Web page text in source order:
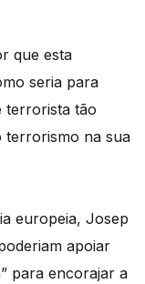
que esta
seria para
terrorista tão
terrorismo na sua
europeia, Josep
apoiar
para encorajar a